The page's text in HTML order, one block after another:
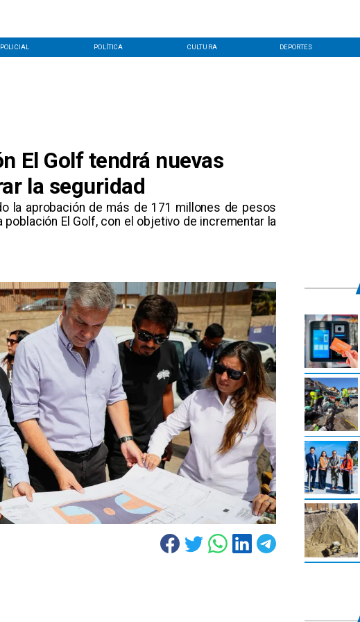
POLICIAL POLÍTICA CULTURA DEPORTES
El Golf tendrá nuevas
la seguridad
la aprobación de más de 171 millones de pesos
El Golf, con el objetivo de incrementar la